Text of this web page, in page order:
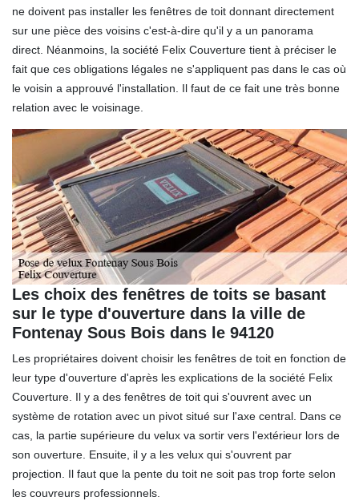
ne doivent pas installer les fenêtres de toit donnant directement
sur une pièce des voisins c'est-à-dire qu'il y a un panorama
direct. Néanmoins, la société Felix Couverture tient à préciser le
fait que ces obligations légales ne s'appliquent pas dans le cas où
le voisin a approuvé l'installation. Il faut de ce fait une très bonne
relation avec le voisinage.
Les choix des fenêtres de toits se basant
sur le type d'ouverture dans la ville de
Fontenay Sous Bois dans le 94120
Les propriétaires doivent choisir les fenêtres de toit en fonction de
leur type d'ouverture d'après les explications de la société Felix
Couverture. Il y a des fenêtres de toit qui s'ouvrent avec un
système de rotation avec un pivot situé sur l'axe central. Dans ce
cas, la partie supérieure du velux va sortir vers l'extérieur lors de
son ouverture. Ensuite, il y a les velux qui s'ouvrent par
projection. Il faut que la pente du toit ne soit pas trop forte selon
les couvreurs professionnels.